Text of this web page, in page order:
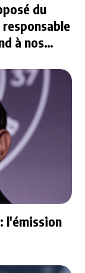
du
à nos
l'émission